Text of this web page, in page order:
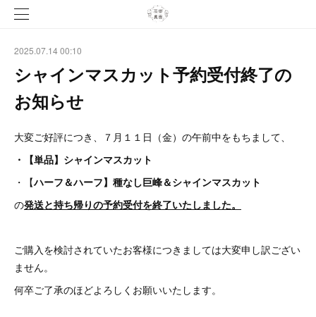
2025.07.14 00:10
シャインマスカット予約受付終了の
お知らせ
大変ご好評につき、７月１１日（金）の午前中をもちまして、
・【単品】シャインマスカット
・【ハーフ＆ハーフ】種なし巨峰＆シャインマスカット
の発送と持ち帰りの予約受付を終了いたしました。
ご購入を検討されていたお客様につきましては大変申し訳ござい
ません。
何卒ご了承のほどよろしくお願いいたします。